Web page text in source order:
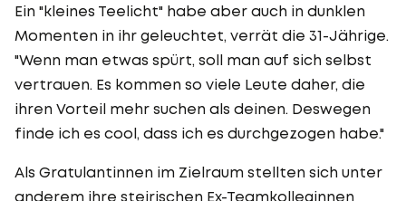
Ein "kleines Teelicht" habe aber auch in dunklen
Momenten in ihr geleuchtet, verrät die 31-Jährige.
"Wenn man etwas spürt, soll man auf sich selbst
vertrauen. Es kommen so viele Leute daher, die
ihren Vorteil mehr suchen als deinen. Deswegen
finde ich es cool, dass ich es durchgezogen habe."
Als Gratulantinnen im Zielraum stellten sich unter
anderem ihre steirischen Ex-Teamkolleginnen